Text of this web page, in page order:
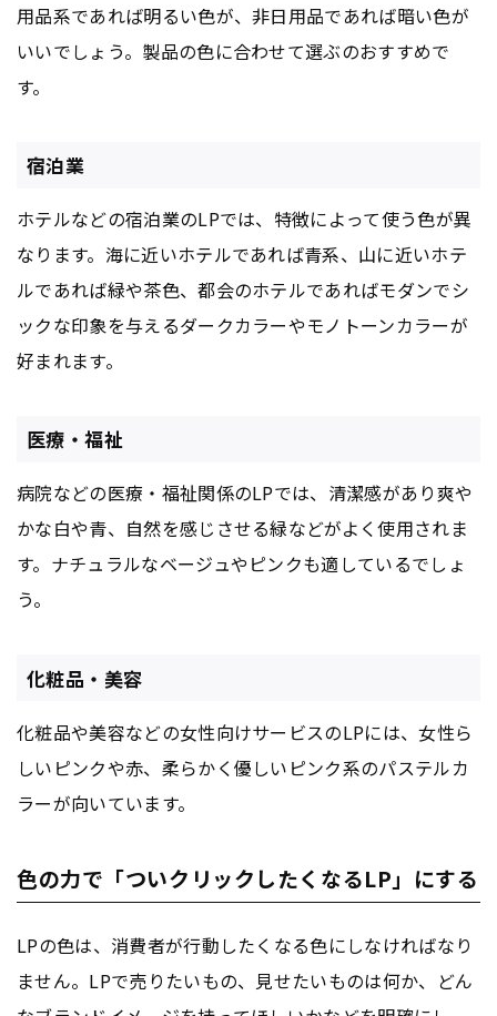
用品系であれば明るい色が、非日用品であれば暗い色が
いいでしょう。製品の色に合わせて選ぶのおすすめで
す。
宿泊業
ホテルなどの宿泊業のLPでは、特徴によって使う色が異
なります。海に近いホテルであれば青系、山に近いホテ
ルであれば緑や茶色、都会のホテルであればモダンでシ
ックな印象を与えるダークカラーやモノトーンカラーが
好まれます。
医療・福祉
病院などの医療・福祉関係のLPでは、清潔感があり爽や
かな白や青、自然を感じさせる緑などがよく使用されま
す。ナチュラルなベージュやピンクも適しているでしょ
う。
化粧品・美容
化粧品や美容などの女性向けサービスのLPには、女性ら
しいピンクや赤、柔らかく優しいピンク系のパステルカ
ラーが向いています。
色の力で「ついクリックしたくなるLP」にする
LPの色は、消費者が行動したくなる色にしなければなり
ません。LPで売りたいもの、見せたいものは何か、どん